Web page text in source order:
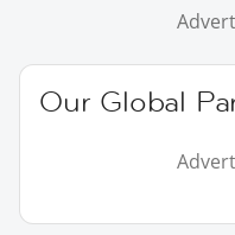
Our Global